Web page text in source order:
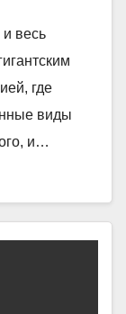
весь
где
виды
и…